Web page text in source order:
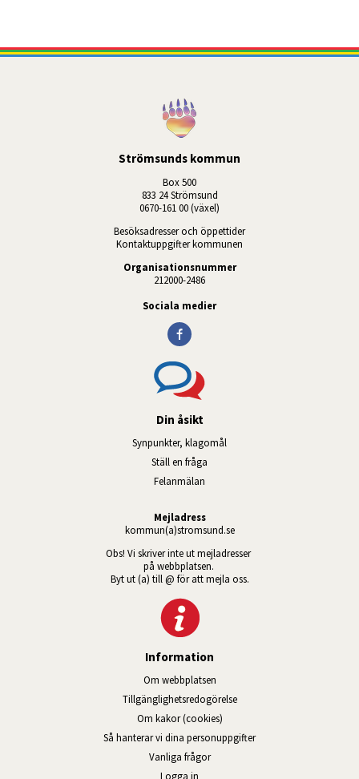
Strömsunds kommun
Box 500
833 24 Strömsund
0670-161 00 (växel)
Besöksadresser och öppettider
Kontaktuppgifter kommunen
Organisationsnummer
212000-2486
Sociala medier
Din åsikt
Synpunkter, klagomål
Ställ en fråga
Felanmälan
Mejladress
kommun(a)stromsund.se
Obs! Vi skriver inte ut mejladresser
på webbplatsen.
Byt ut (a) till @ för att mejla oss.
Information
Om webbplatsen
Tillgänglig­hets­redo­görelse
Om kakor (cookies)
Så hanterar vi dina personuppgifter
Vanliga frågor
Logga in